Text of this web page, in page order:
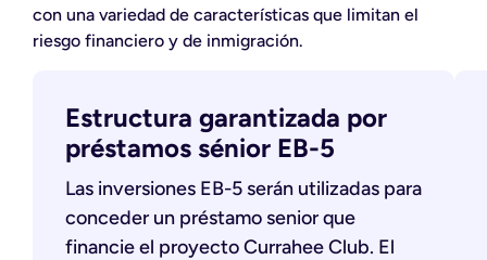
con una variedad de características que limitan el
riesgo financiero y de inmigración.
Estructura garantizada por
préstamos sénior EB-5
Las inversiones EB-5 serán utilizadas para
conceder un préstamo senior que
financie el proyecto Currahee Club. El